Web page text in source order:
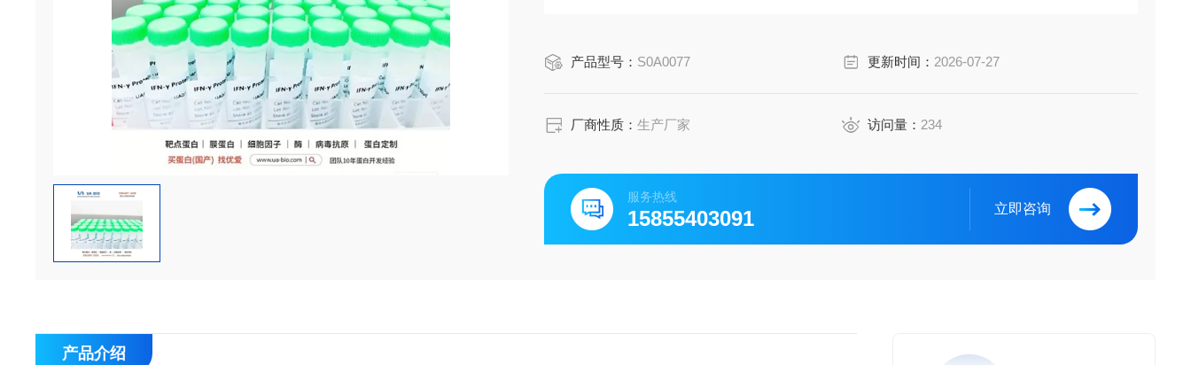
产品型号： S0A0077 更新时间： 2026-07-27
厂商性质：生产厂家 访问量： 234
服务热线
15855403091 立即咨询
产品介绍